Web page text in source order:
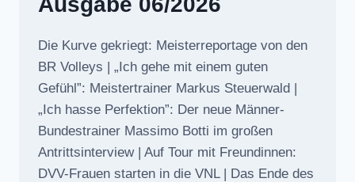
Die Kurve gekriegt: Meisterreportage von den
BR Volleys | „Ich gehe mit einem guten
Gefühl”: Meistertrainer Markus Steuerwald |
„Ich hasse Perfektion”: Der neue Männer-
Bundestrainer Massimo Botti im großen
Antrittsinterview | Auf Tour mit Freundinnen:
DVV-Frauen starten in die VNL | Das Ende des